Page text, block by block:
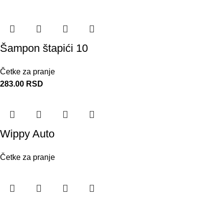
Šampon štapići 10
Četke za pranje
283.00 RSD
Wippy Auto
Četke za pranje